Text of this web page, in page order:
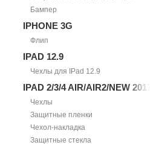
Бампер
IPHONE 3G
Флип
IPAD 12.9
Чехлы для IPad 12.9
IPAD 2/3/4 AIR/AIR2/NEW 2017
Чехлы
Защитные пленки
Чехол-накладка
Защитные стекла